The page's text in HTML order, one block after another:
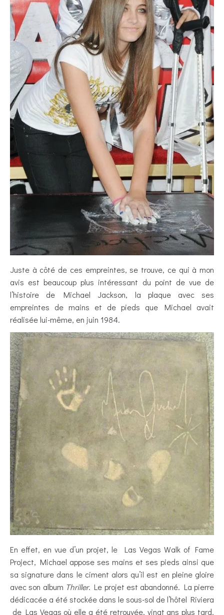
Juste à côté de ces empreintes, se trouve, ce qui à mon
avis est beaucoup plus intéressant du point de vue de
l’histoire de Michael Jackson, la plaque avec ses
empreintes de mains et de pieds que Michael avait
réalisée lui-même, en juin 1984.
En effet, en vue d’un projet, le Las Vegas Walk of Fame
Project, Michael appose ses mains et ses pieds ainsi que
sa signature dans le ciment alors qu’il est en pleine gloire
avec son album Thriller. Le projet est abandonné. La pierre
dédicacée a été stockée dans le sous-sol de l’hôtel Riviera
de Las Vegas où elle a été retrouvée, vingt ans plus tard,